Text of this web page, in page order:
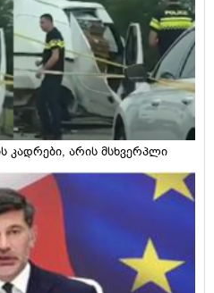
კადრები, არის მსხვერპლი